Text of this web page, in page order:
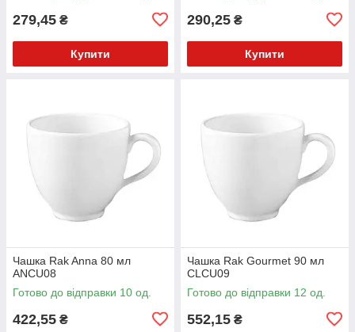
279,45 ₴
Купити
290,25 ₴
Купити
Чашка Rak Anna 80 мл
ANCU08
Готово до відправки 10 од.
422,55 ₴
Чашка Rak Gourmet 90 мл
CLCU09
Готово до відправки 12 од.
552,15 ₴